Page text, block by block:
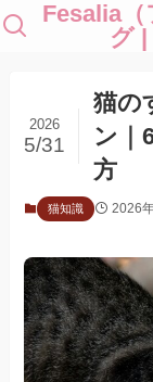
Fesalia
グ
猫の
ン｜
方
2026
5/31
猫知識 2026